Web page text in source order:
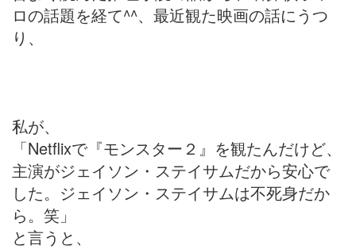
ロの話題を経て^^、最近観た映画の話にうつ
り、
私が、
「Netflixで『モンスター２』を観たんだけど、
主演がジェイソン・ステイサムだから安心で
した。ジェイソン・ステイサムは不死身だか
ら。笑」
と言うと、